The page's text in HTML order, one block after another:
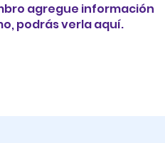
agregue información
podrás verla aquí.